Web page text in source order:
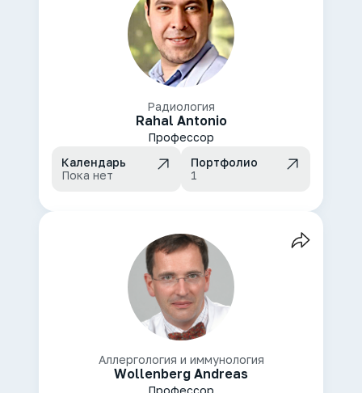
Радиология
Rahal Antonio
Профессор
Календарь
Пока нет
Портфолио
1
Аллергология и иммунология
Wollenberg Andreas
Профессор